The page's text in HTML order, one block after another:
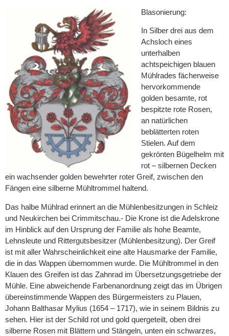
Blasonierung:
In Silber drei aus dem
Achsloch eines
unterhalben
achtspeichigen blauen
Mühlrades fächerweise
hervorkommende
golden besamte, rot
bespitzte rote Rosen,
an natürlichen
beblätterten roten
Stielen. Auf dem
gekrönten Bügelhelm mit
rot – silbernen Decken
ein wachsender golden bewehrter roter Greif, zwischen den
Fängen eine silberne Mühltrommel haltend.
Das halbe Mühlrad erinnert an die Mühlenbesitzungen in Schleiz
und Neukirchen bei Crimmitschau.- Die Krone ist die Adelskrone
im Hinblick auf den Ursprung der Familie als hohe Beamte,
Lehnsleute und Rittergutsbesitzer (Mühlenbesitzung). Der Greif
ist mit aller Wahrscheinlichkeit eine alte Hausmarke der Familie,
die in das Wappen übernommen wurde. Die Mühltrommel in den
Klauen des Greifen ist das Zahnrad im Übersetzungsgetriebe der
Mühle. Eine abweichende Farbenanordnung zeigt das im Übrigen
übereinstimmende Wappen des Bürgermeisters zu Plauen,
Johann Balthasar Mylius (1654 – 1717), wie in seinem Bildnis zu
sehen. Hier ist der Schild rot und gold quergeteilt, oben drei
silberne Rosen mit Blättern und Stängeln, unten ein schwarzes,